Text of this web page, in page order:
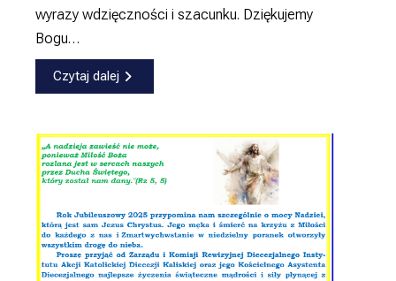
wyrazy wdzięczności i szacunku. Dziękujemy
Bogu…
Czytaj dalej